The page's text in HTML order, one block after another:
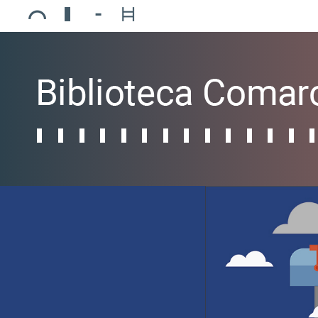
Ajuntament de Mollerussa
Biblioteca Comarcal Jaume Vila
Piscines de Mollerussa